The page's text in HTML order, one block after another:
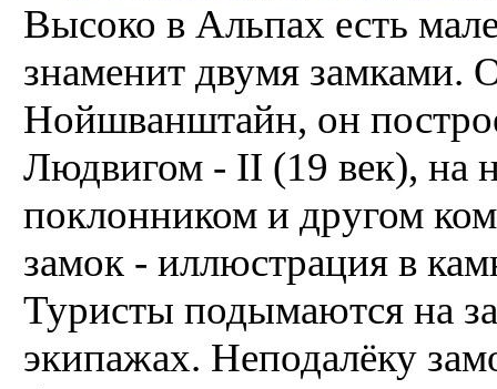
Высоко в Альпах есть
знаменит двумя замками.
Нойшванштайн, он
Людвигом - II (19 век), на
поклонником и другом
замок - иллюстрация в
Туристы подымаются на
экипажах. Неподалёку